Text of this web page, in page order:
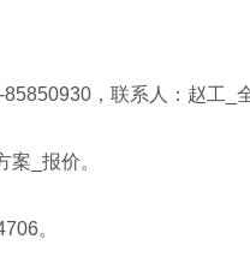
，联系人：赵工_
_报价。
。